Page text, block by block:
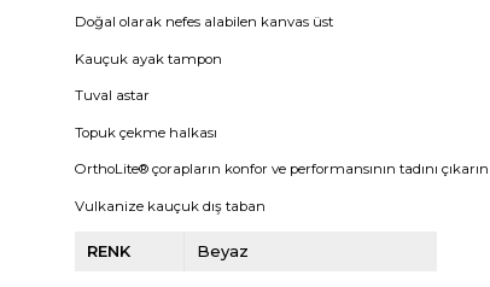
Doğal olarak nefes alabilen kanvas üst
Kauçuk ayak tampon
Tuval astar
Topuk çekme halkası
OrthoLite® çorapların konfor ve performansının tadını çıkarın
Vulkanize kauçuk dış taban
RENK Beyaz